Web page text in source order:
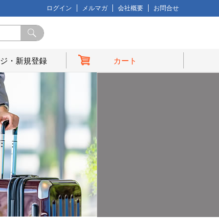
ログイン メルマガ 会社概要 お問合せ
・新規登録 カート